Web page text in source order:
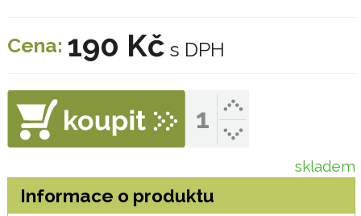
Cena: 190 Kč s DPH
skladem
Informace o produktu